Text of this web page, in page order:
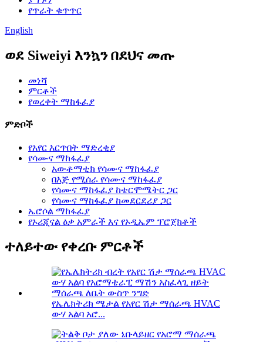
የጥራት ቁጥጥር
English
ወደ Siweiyi እንኳን በደህና መጡ
መነሻ
ምርቶች
የወረቀት ማከፋፈያ
ምድቦች
የአየር እርጥበት ማድረቂያ
የሳሙና ማከፋፈያ
አውቶማቲክ የሳሙና ማከፋፈያ
በእጅ የሚሰራ የሳሙና ማከፋፈያ
የሳሙና ማከፋፈያ ከቴርሞሜትር ጋር
የሳሙና ማከፋፈያ ከመደርደሪያ ጋር
ኤሮሶል ማከፋፈያ
የኦሪጂናል ዕቃ አምራች እና የኦዲኤም ፕሮጀክቶች
ተለይተው የቀረቡ ምርቶች
የኤሌክትሪክ ሜታል የአየር ሽታ ማሰራጫ HVAC
ውሃ አልባ አሮ...